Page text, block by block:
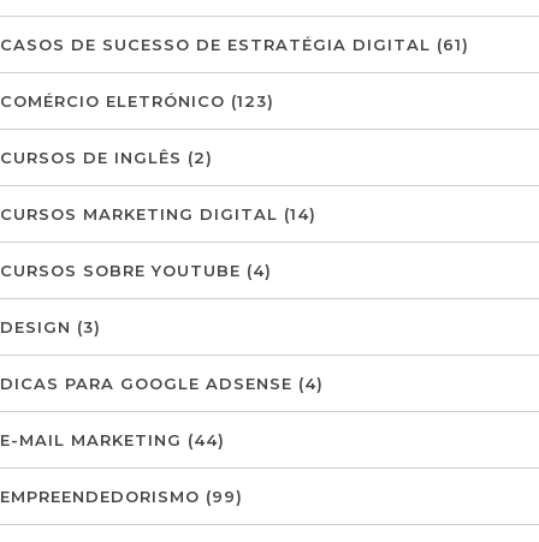
CASOS DE SUCESSO DE ESTRATÉGIA DIGITAL (61)
COMÉRCIO ELETRÓNICO (123)
CURSOS DE INGLÊS (2)
CURSOS MARKETING DIGITAL (14)
CURSOS SOBRE YOUTUBE (4)
DESIGN (3)
DICAS PARA GOOGLE ADSENSE (4)
E-MAIL MARKETING (44)
EMPREENDEDORISMO (99)